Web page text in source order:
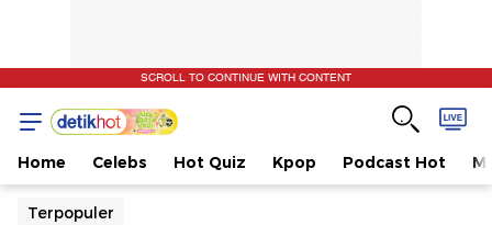
SCROLL TO CONTINUE WITH CONTENT
Home Celebs Hot Quiz Kpop Podcast Hot
Terpopuler